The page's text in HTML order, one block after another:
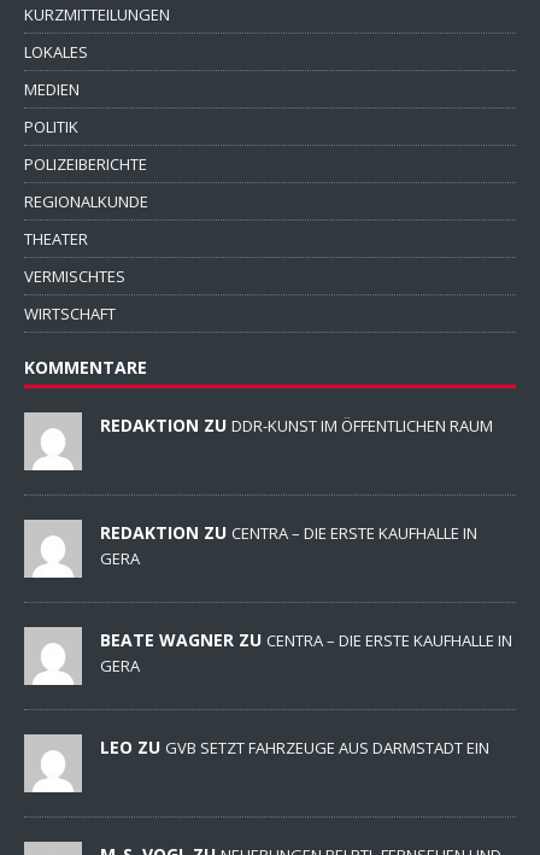
KURZMITTEILUNGEN
LOKALES
MEDIEN
POLITIK
POLIZEIBERICHTE
REGIONALKUNDE
THEATER
VERMISCHTES
WIRTSCHAFT
KOMMENTARE
REDAKTION ZU DDR-KUNST IM ÖFFENTLICHEN RAUM
REDAKTION ZU CENTRA – DIE ERSTE KAUFHALLE IN
GERA
BEATE WAGNER ZU CENTRA – DIE ERSTE KAUFHALLE IN
GERA
LEO ZU GVB SETZT FAHRZEUGE AUS DARMSTADT EIN